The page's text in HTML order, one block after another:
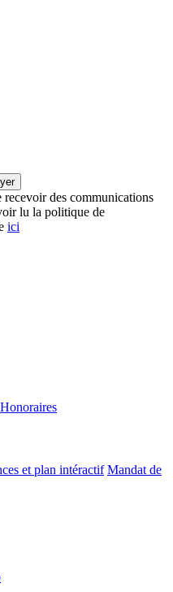
recevoir des communications
lu la politique de
ici
Honoraires
et plan intéractif Mandat de